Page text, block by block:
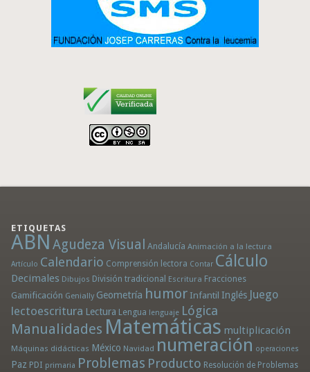
ETIQUETAS
ABN Agudeza Visual Andalucía Animación a la lectura
Artículo Calendario Comprensión lectora Contar Cálculo
Decimales Dibujos División tradicional Escritura Fracciones
Gamificación Genially Geometría humor Infantil Inglés Juego
lectoescritura Lectura Lengua lenguaje Lógica
Manualidades Matemáticas multiplicación
Máquinas didácticas México Navidad numeración operaciones
Paz PDI primaria Problemas Producto Resolución de Problemas